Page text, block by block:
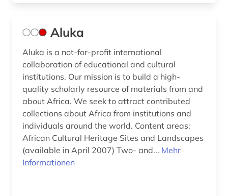
fid sozial- und kulturanthropologie (1)
finnland (1)
flugschrift (1)
folklore (2)
forschung (4)
Aluka
Aluka is a not-for-profit international
collaboration of educational and cultural
institutions. Our mission is to build a high-
quality scholarly resource of materials from and
about Africa. We seek to attract contributed
collections about Africa from institutions and
individuals around the world. Content areas:
African Cultural Heritage Sites and Landscapes
(available in April 2007) Two- and... Mehr
Informationen